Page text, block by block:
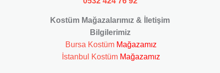
Kostüm Mağazalarımız & İletişim
Bilgilerimiz
Bursa Kostüm Mağazamız
İstanbul Kostüm Mağazamız